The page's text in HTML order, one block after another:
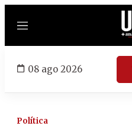
Menú
08 ago 2026
Política